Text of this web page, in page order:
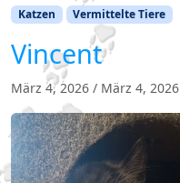
Katzen Vermittelte Tiere
Vincent
März 4, 2026 / März 4, 2026